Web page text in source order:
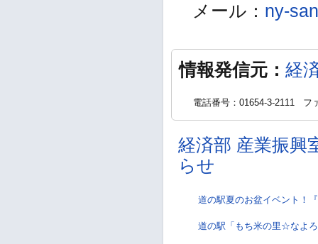
メール： ny-
情報発信元： 経
電話番号：01654-3-2111 フ
経済部 産業振興
らせ
道の駅夏のお盆イベント！
道の駅「もち米の里☆なよ